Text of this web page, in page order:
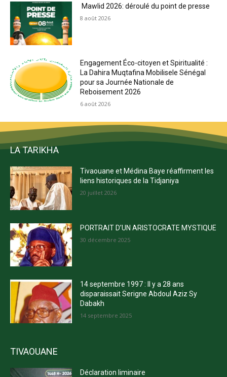
Mawlid 2026: déroulé du point de presse
8 août 2026
Engagement Éco-citoyen et Spiritualité :
La Dahira Muqtafina Mobilisele Sénégal
pour sa Journée Nationale de
Reboisement 2026
6 août 2026
LA TARIKHA
Tivaouane et Médina Baye réaffirment les
liens historiques de la Tidjaniya
20 juillet 2026
PORTRAIT D’UN ARISTOCRATE MYSTIQUE
30 décembre 2025
14 septembre 1997 : Il y a 28 ans
disparaissait Serigne Abdoul Aziz Sy
Dabakh
14 septembre 2025
TIVAOUANE
Déclaration liminaire